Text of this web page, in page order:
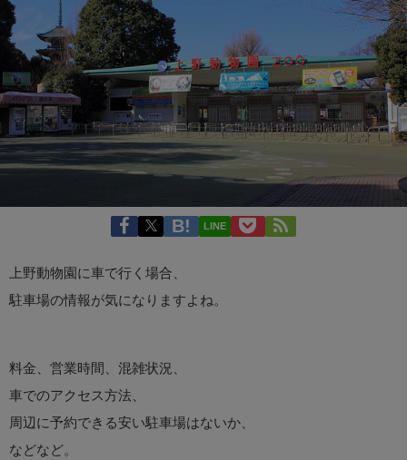
LINE
上野動物園に車で行く場合、
駐車場の情報が気になりますよね。
料金、営業時間、混雑状況、
車でのアクセス方法、
周辺に予約できる安い駐車場はないか、
などなど。